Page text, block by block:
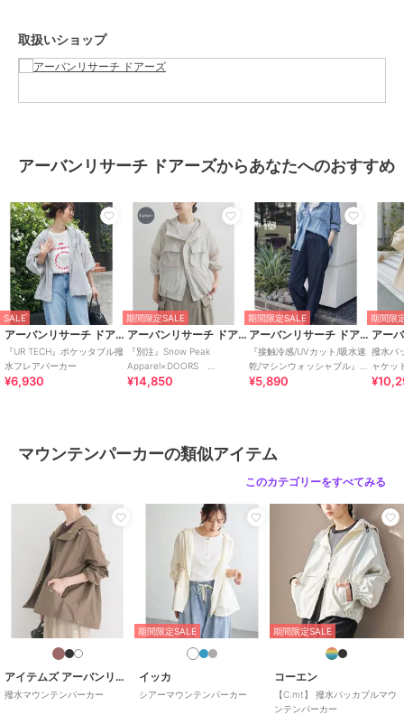
※商品の色味の目安は、商品単体の画像をご参照ください。
素材感
伸縮性 : なし
裏地 : なし
光沢 : なし
ポケット : あり
期間限定セール開催中
ブランド アーバンリサーチ ドアーズ
ショップ アーバンリサーチ ドアーズ
性別タイプ
レディース
マウンテンパーカー
カラー
ライトベージュ、グリーン系その
他、ネイビー、ブラック
サイズ
素材
表地 : ナイロン100%メッシュ : ポ
リエステル100%
商品のお取り扱い方法
原産国
取扱いショップ
アーバンリサーチ ドアーズからあなたへのおすすめ
SALE
アーバンリサーチ ドアーズ
『UR TECH』ポケッタブル撥
水フレアパーカー
¥6,930
期間限定SALE
アーバンリサーチ ドアーズ
『別注』Snow Peak
Apparel×DOORS
U.L.DOUBLEWEAVEPARKER
¥14,850
期間限定SALE
アーバンリサーチ ドアーズ
『接触冷感/UVカット/吸水速
乾/マシンウォッシャブル』ド
ライタッチリラ
¥5,890
期間限
撥水バ
ャケッ
マウンテンパーカーの類似アイテム
このカテゴリーをすべてみる
アイテムズ アーバンリサーチ
撥水マウンテンパーカー
期間限定SALE
イッカ
シアーマウンテンパーカー
期間限定SALE
コーエン
【C.mt】 撥水パッカブルマウ
ンテンパーカー